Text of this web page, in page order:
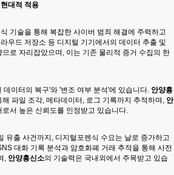
대적 적용
기술을 통해 복잡한 사이버 범죄 해결에 주력하고
우드 저장소 등 디지털 기기에서의 데이터 추출 및
으로 자리잡았으며, 이는 기존 물리적 증거 수집의 한
데이터의 복구'와 '변조 여부 분석'에 있습니다. 안양흥
파일 조각, 메타데이터, 로그 기록까지 추적하며, 안
서 높은 신뢰도를 인정받고 있습니다.
유출 사건까지, 디지털포렌식 수요는 날로 증가하고
대화 기록 분석과 암호화폐 거래 추적을 통해 사전
, 안양흥신소의 기술력은 국내외에서 주목받고 있습